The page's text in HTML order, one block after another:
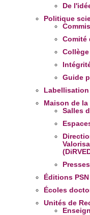
De
Politique
Comité
Guide
Labellisation
Maison de
Salles
Éditions
Écoles
Unités de